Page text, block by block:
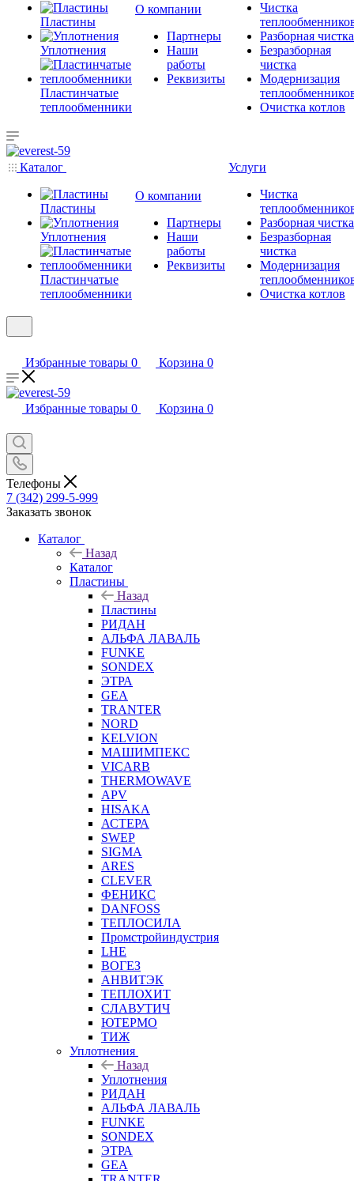
Пластины
Уплотнения
Пластинчатые
теплообменники
О компании
Партнеры
Наши
работы
Реквизиты
Чистка
Разборная чистка
Безразборная
чистка
Модернизация
Очистка котлов
Каталог
Пластины
Уплотнения
Пластинчатые
теплообменники
О компании
Партнеры
Наши
работы
Реквизиты
Услуги
Чистка
Разборная чистка
Безразборная
чистка
Модернизация
Очистка котлов
Избранные товары 0 Корзина 0
Избранные товары 0 Корзина 0
Телефоны
7 (342) 299-5-999
Заказать звонок
Каталог
Назад
Каталог
Пластины
Назад
Пластины
РИДАН
АЛЬФА ЛАВАЛЬ
FUNKE
SONDEX
ЭТРА
GEA
TRANTER
NORD
KELVION
МАШИМПЕКС
VICARB
THERMOWAVE
APV
HISAKA
АСТЕРА
SWEP
SIGMA
ARES
CLEVER
ФЕНИКС
DANFOSS
ТЕПЛОСИЛА
Промстройиндустрия
LHE
ВОГЕЗ
АНВИТЭК
ТЕПЛОХИТ
СЛАВУТИЧ
ЮТЕРМО
ТИЖ
Уплотнения
Назад
Уплотнения
РИДАН
АЛЬФА ЛАВАЛЬ
FUNKE
SONDEX
ЭТРА
GEA